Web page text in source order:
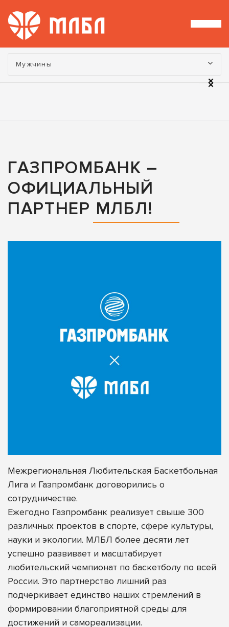
Турнир:
Мужчины
ГАЗПРОМБАНК –
ОФИЦИАЛЬНЫЙ
ПАРТНЕР МЛБЛ!
Межрегиональная Любительская Баскетбольная
Лига и Газпромбанк договорились о
сотрудничестве.
Ежегодно Газпромбанк реализует свыше 300
различных проектов в спорте, сфере культуры,
науки и экологии. МЛБЛ более десяти лет
успешно развивает и масштабирует
любительский чемпионат по баскетболу по всей
России. Это партнерство лишний раз
подчеркивает единство наших стремлений в
формировании благоприятной среды для
достижений и самореализации.